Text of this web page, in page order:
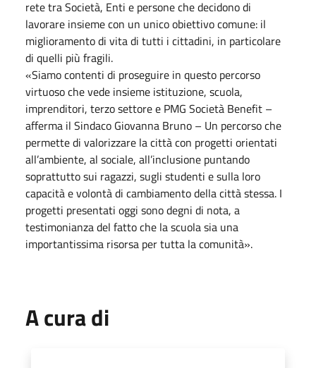
rete tra Società, Enti e persone che decidono di
lavorare insieme con un unico obiettivo comune: il
miglioramento di vita di tutti i cittadini, in particolare
di quelli più fragili.
«Siamo contenti di proseguire in questo percorso
virtuoso che vede insieme istituzione, scuola,
imprenditori, terzo settore e PMG Società Benefit –
afferma il Sindaco Giovanna Bruno – Un percorso che
permette di valorizzare la città con progetti orientati
all’ambiente, al sociale, all’inclusione puntando
soprattutto sui ragazzi, sugli studenti e sulla loro
capacità e volontà di cambiamento della città stessa. I
progetti presentati oggi sono degni di nota, a
testimonianza del fatto che la scuola sia una
importantissima risorsa per tutta la comunità».
A cura di